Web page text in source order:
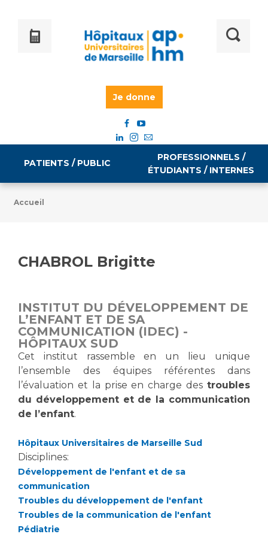
Je donne
PATIENTS / PUBLIC
Tarifs
Vous allez être hospitalisé(e)
Vous avez un examen d'imagerie ou de radiologie
à réaliser
Vous avez une analyse à réaliser
Vous venez en consultation
myaphm, votre espace santé en ligne
Infos COVID-19
Vivre ensemble à l'hôpital
Culture à l'hôpital
Laïcité et cultes
Les associations
Livret d'accueil
PROFESSIONNELS /
ÉTUDIANTS / INTERNES
Emploi / formation
Emplois administratifs
Emplois médicaux
Espace Formation
Étudiants hospitaliers
Emplois techniques et médico-techniques
Emplois divers
Emplois socio-éducatifs
Stages paramédicaux
Chercheurs
La recherche clinique à l'AP-HM
Accueil
CHABROL Brigitte
INSTITUT DU DÉVELOPPEMENT DE
L’ENFANT ET DE SA
COMMUNICATION (IDEC) -
HÔPITAUX SUD
Cet institut rassemble en un lieu unique
l’ensemble des équipes référentes dans
l’évaluation et la prise en charge des troubles
du développement et de la communication
de l’enfant.
Hôpitaux Universitaires de Marseille Sud
Disciplines:
Développement de l'enfant et de sa
communication
Troubles du développement de l'enfant
Troubles de la communication de l'enfant
Pédiatrie